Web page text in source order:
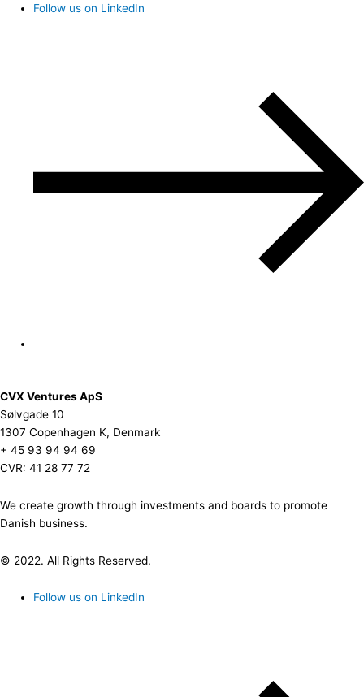
Follow us on LinkedIn
CVX Ventures ApS
Sølvgade 10
1307 Copenhagen K, Denmark
+ 45 93 94 94 69
CVR: 41 28 77 72
We create growth through investments and boards to promote
Danish business.
© 2022. All Rights Reserved.
Follow us on LinkedIn